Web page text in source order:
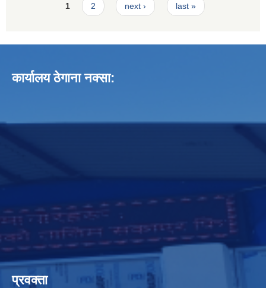
Pages1 2 next › last »
कार्यालय ठेगाना नक्सा:
प्रवक्ता